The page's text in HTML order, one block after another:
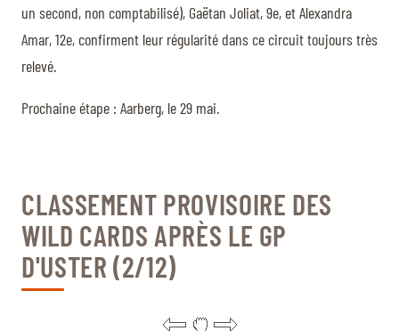
un second, non comptabilisé), Gaëtan Joliat, 9e, et Alexandra
Amar, 12e, confirment leur régularité dans ce circuit toujours très
relevé.
Prochaine étape : Aarberg, le 29 mai.
CLASSEMENT PROVISOIRE DES
WILD CARDS APRÈS LE GP
D'USTER (2/12)